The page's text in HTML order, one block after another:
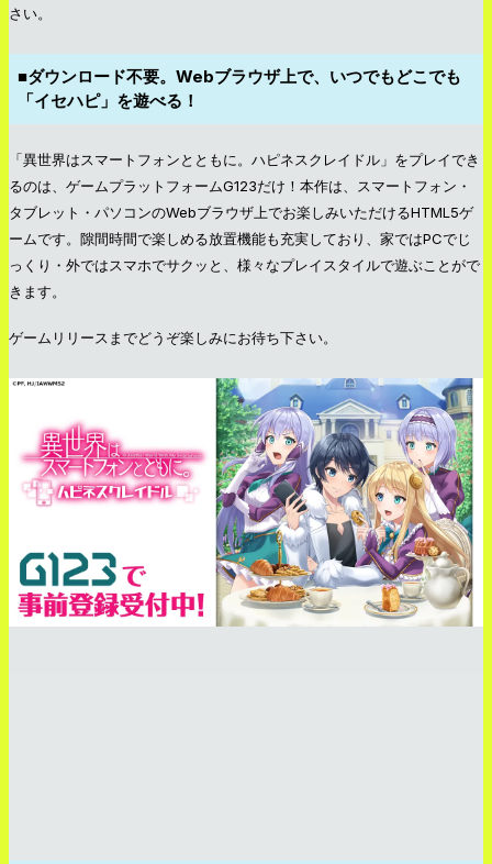
さい。
■ダウンロード不要。Webブラウザ上で、いつでもどこでも
「イセハピ」を遊べる！
「異世界はスマートフォンとともに。ハピネスクレイドル」をプレイでき
るのは、ゲームプラットフォームG123だけ！本作は、スマートフォン・
タブレット・パソコンのWebブラウザ上でお楽しみいただけるHTML5ゲ
ームです。隙間時間で楽しめる放置機能も充実しており、家ではPCでじ
っくり・外ではスマホでサクッと、様々なプレイスタイルで遊ぶことがで
きます。
ゲームリリースまでどうぞ楽しみにお待ち下さい。